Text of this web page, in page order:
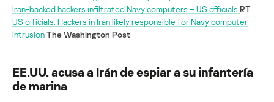
Iran-backed hackers infiltrated Navy computers – US officials RT
US officials: Hackers in Iran likely responsible for Navy computer
intrusionThe Washington Post
EE.UU. acusa a Irán de espiar a su infantería
de marina